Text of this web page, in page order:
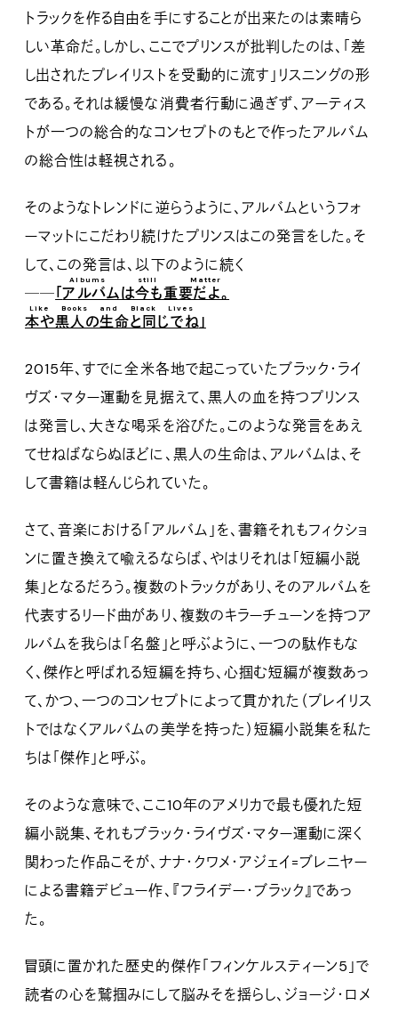
トラックを作る自由を手にすることが出来たのは素晴ら
しい革命だ。しかし、ここでプリンスが批判したのは、「差
し出されたプレイリストを受動的に流す」リスニングの形
である。それは緩慢な消費者行動に過ぎず、アーティス
トが一つの総合的なコンセプトのもとで作ったアルバム
の総合性は軽視される。
そのようなトレンドに逆らうように、アルバムというフォ
ーマットにこだわり続けたプリンスはこの発言をした。そ
して、この発言は、以下のように続く
──「アルバムは今も重要だよ。
Albums still Matter
本や黒人の生命と同じでね
Like Books and Black Lives
」
2015年、すでに全米各地で起こっていたブラック・ライ
ヴズ・マター運動を見据えて、黒人の血を持つプリンス
は発言し、大きな喝采を浴びた。このような発言をあえ
てせねばならぬほどに、黒人の生命は、アルバムは、そ
して書籍は軽んじられていた。
さて、音楽における「アルバム」を、書籍それもフィクショ
ンに置き換えて喩えるならば、やはりそれは「短編小説
集」となるだろう。複数のトラックがあり、そのアルバムを
代表するリード曲があり、複数のキラーチューンを持つア
ルバムを我らは「名盤」と呼ぶように、一つの駄作もな
く、傑作と呼ばれる短編を持ち、心掴む短編が複数あっ
て、かつ、一つのコンセプトによって貫かれた（プレイリス
トではなくアルバムの美学を持った）短編小説集を私た
ちは「傑作」と呼ぶ。
そのような意味で、ここ10年のアメリカで最も優れた短
編小説集、それもブラック・ライヴズ・マター運動に深く
関わった作品こそが、ナナ・クワメ・アジェイ=ブレニヤー
による書籍デビュー作、『フライデー・ブラック』であっ
た。
冒頭に置かれた歴史的傑作「フィンケルスティーン5」で
読者の心を鷲掴みにして脳みそを揺らし、ジョージ・ロメ